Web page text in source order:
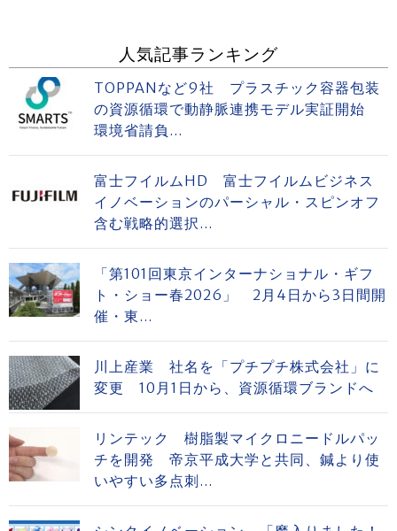
人気記事ランキング
TOPPANなど9社 プラスチック容器包装
の資源循環で動静脈連携モデル実証開始
環境省請負...
富士フイルムHD 富士フイルムビジネス
イノベーションのパーシャル・スピンオフ
含む戦略的選択...
「第101回東京インターナショナル・ギフ
ト・ショー春2026」 2月4日から3日間開
催・東...
川上産業 社名を「プチプチ株式会社」に
変更 10月1日から、資源循環ブランドへ
リンテック 樹脂製マイクロニードルパッ
チを開発 帝京平成大学と共同、鍼より使
いやすい多点刺...